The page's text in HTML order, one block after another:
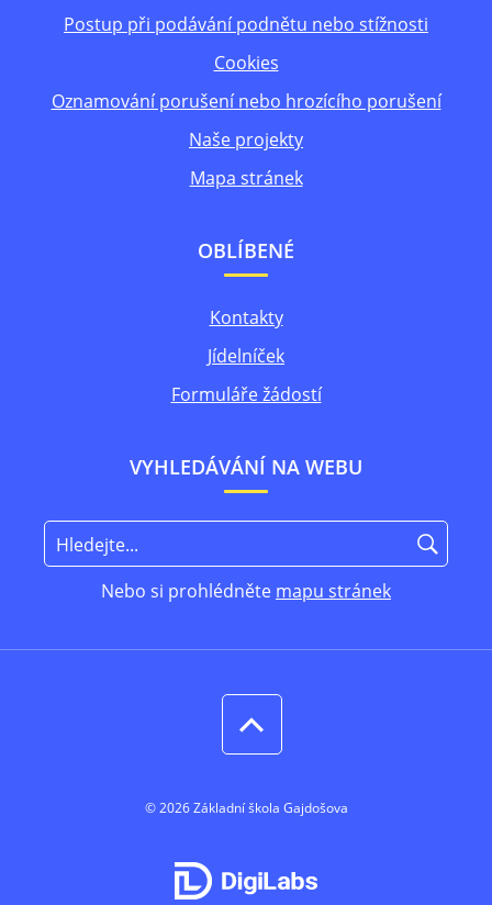
Postup při podávání podnětu nebo stížnosti
Cookies
Oznamování porušení nebo hrozícího porušení
Naše projekty
Mapa stránek
OBLÍBENÉ
Kontakty
Jídelníček
Formuláře žádostí
VYHLEDÁVÁNÍ NA WEBU
Nebo si prohlédněte mapu stránek
© 2026 Základní škola Gajdošova